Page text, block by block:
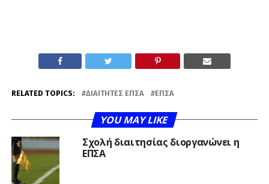
RELATED TOPICS: ΔΙΑΙΤΗΤΈΣ ΕΠΣΑ ΕΠΣΑ
YOU MAY LIKE
Σχολή διαιτησίας διοργανώνει η
ΕΠΣΑ